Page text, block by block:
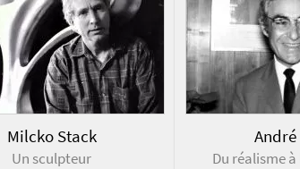
Milcko Stack
Un sculpteur Du réalisme